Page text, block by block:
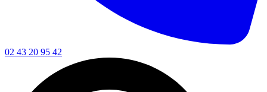
02 43 20 95 42